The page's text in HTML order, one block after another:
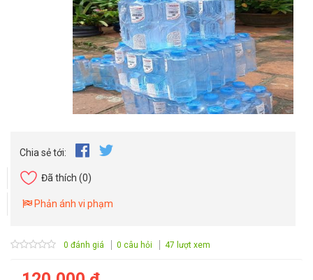
Chia sẻ tới:
Đã thích (0)
Phản ánh vi phạm
0 đánh giá 0 câu hỏi 47 lượt xem